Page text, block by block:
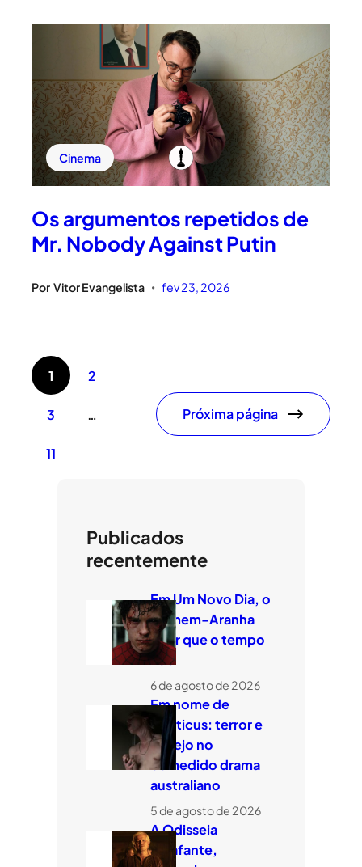
Cinema
Os argumentos repetidos de
Mr. Nobody Against Putin
Por Vitor Evangelista • fev 23, 2026
1 2
3 …
11
Próxima página
Publicados
recentemente
Em Um Novo Dia, o
Homem-Aranha
quer que o tempo
voe
6 de agosto de 2026
Em nome de
Leviticus: terror e
desejo no
comedido drama
australiano
5 de agosto de 2026
A Odisseia
estafante,